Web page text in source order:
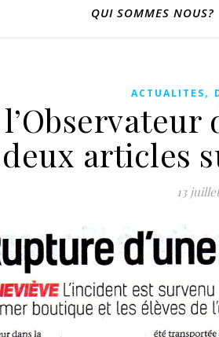
QUI SOMMES NOUS?
ACTUALITES,
deux articles
13